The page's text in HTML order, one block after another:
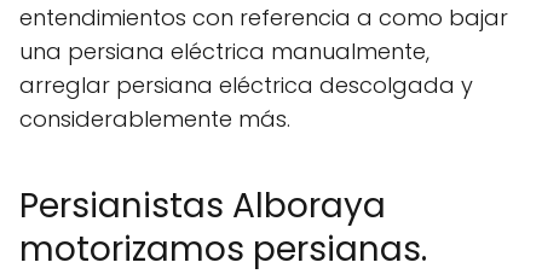
entendimientos con referencia a como bajar
una persiana eléctrica manualmente,
arreglar persiana eléctrica descolgada y
considerablemente más.
Persianistas Alboraya
motorizamos persianas.